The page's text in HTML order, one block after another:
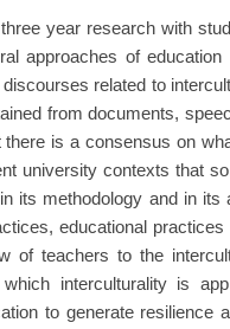
year research with
approaches of
related to
from documents,
is a consensus on
university contexts that
its methodology and in its
educational
of teachers to the
interculturality is
to generate resilience